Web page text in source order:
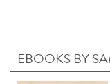
EBOOKS BY